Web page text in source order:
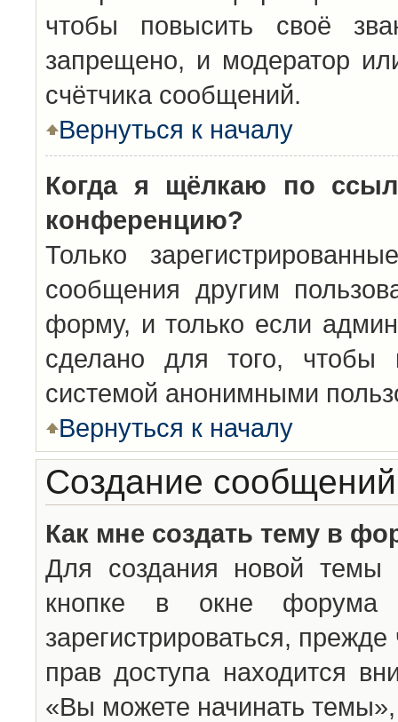
чтобы повысить своё
запрещено, и модератор
счётчика сообщений.
Вернуться к началу
Когда я щёлкаю по
конференцию?
Только
сообщения другим
форму, и только если
сделано для того, чтобы
системой анонимными
Вернуться к началу
Создание сообщений
Как мне создать тему в
Для создания новой темы
кнопке в окне
зарегистрироваться,
прав доступа находится
«Вы можете начинать